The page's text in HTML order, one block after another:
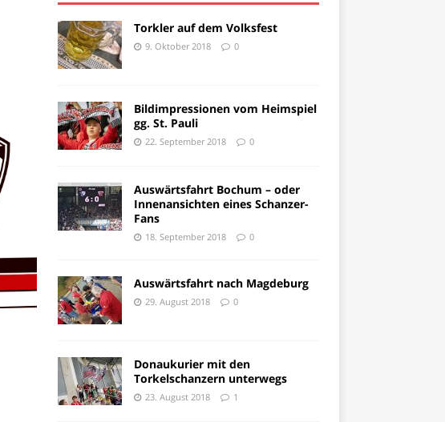
Torkler auf dem Volksfest
9. Oktober 2018 0
Bildimpressionen vom Heimspiel
gg. St. Pauli
22. September 2018 0
Auswärtsfahrt Bochum – oder
Innenansichten eines Schanzer-
Fans
18. September 2018 0
Auswärtsfahrt nach Magdeburg
29. August 2018 0
Donaukurier mit den
Torkelschanzern unterwegs
23. August 2018 1